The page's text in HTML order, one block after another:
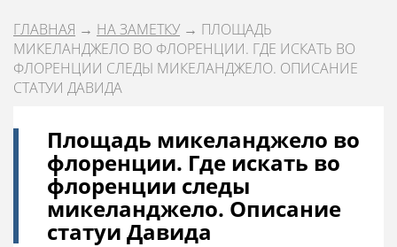
ГЛАВНАЯ → НА ЗАМЕТКУ → ПЛОЩАДЬ
МИКЕЛАНДЖЕЛО ВО ФЛОРЕНЦИИ. ГДЕ ИСКАТЬ ВО
ФЛОРЕНЦИИ СЛЕДЫ МИКЕЛАНДЖЕЛО. ОПИСАНИЕ
СТАТУИ ДАВИДА
Площадь микеланджело во
флоренции. Где искать во
флоренции следы
микеланджело. Описание
статуи Давида